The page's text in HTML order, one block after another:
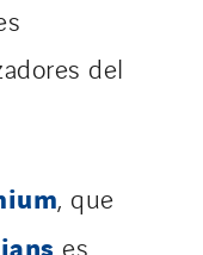
del
, que
es